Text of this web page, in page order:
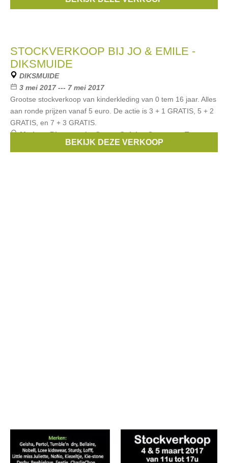
STOCKVERKOOP BIJ JO & EMILE -
DIKSMUIDE
DIKSMUIDE
3 mei 2017 --- 7 mei 2017
Grootse stockverkoop van kinderkleding van 0 tem 16 jaar. Alles
aan ronde prijzen vanaf 5 euro. De actie is 3 + 1 GRATIS, 5 + 2
GRATIS, en 7 + 3 GRATIS.
Merken:Riverwoods,Gymp,Geisha,Someone,Tommy
BEKIJK DEZE VERKOOP